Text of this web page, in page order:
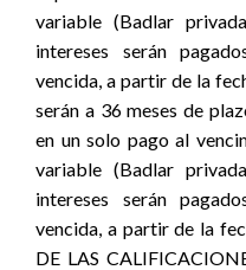
variable (Badlar
intereses serán
vencida, a partir de la
serán a 36 meses de
en un solo pago al
variable (Badlar
intereses serán
vencida, a partir de la
DE LAS